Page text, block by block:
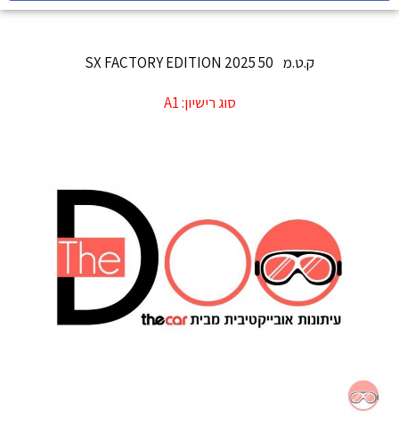
ק.ט.מ 50 SX FACTORY EDITION 2025
סוג רישיון:A1